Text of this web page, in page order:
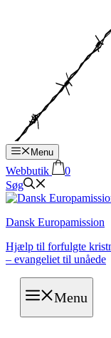
Menu
Webbutik
0
Søg
Dansk Europamission
Hjælp til forfulgte
– evangeliet til unåede
Menu